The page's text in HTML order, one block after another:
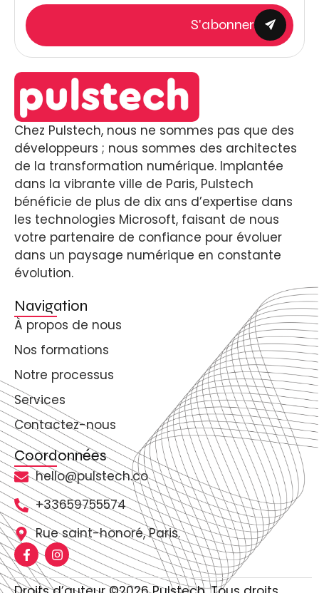
Chez Pulstech, nous ne sommes pas que des
développeurs ; nous sommes des architectes
de la transformation numérique. Implantée
dans la vibrante ville de Paris, Pulstech
bénéficie de plus de dix ans d’expertise dans
les technologies Microsoft, faisant de nous
votre partenaire de confiance pour évoluer
dans un paysage numérique en constante
évolution.
Navigation
À propos de nous
Nos formations
Notre processus
Services
Contactez-nous
Coordonnées
hello@pulstech.co
+33659755574
Rue saint-honoré, Paris.
S'abonner